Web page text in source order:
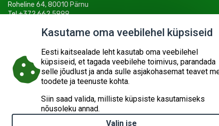
© 2026 KESKKONNAAMET SISUKAART ESITA PÄRING
Roheline 64, 80010 Pärnu
Tel +372 662 5999
Kasutame oma veebilehel küpsiseid
Eesti kaitsealade leht kasutab oma veebilehel
küpsiseid, et tagada veebilehe toimivus, parandada
selle jõudlust ja anda sulle asjakohasemat teavet
toodete ja teenuste kohta.
Siin saad valida, milliste küpsiste kasutamiseks
nõusoleku annad.
Valin ise